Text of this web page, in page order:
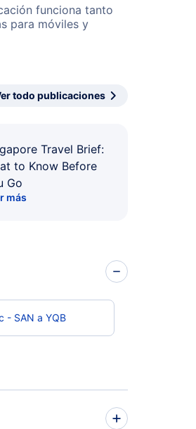
funciona tanto
para móviles y
todo publicaciones
Travel Brief:
to Know Before
Go
más
- SAN a YQB